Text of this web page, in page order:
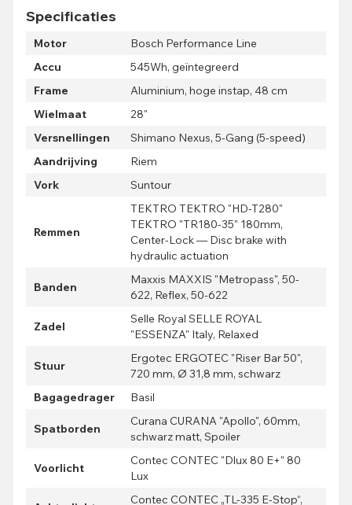
Specificaties
Motor
Bosch Performance Line
Accu
545Wh, geïntegreerd
Frame
Aluminium, hoge instap, 48 cm
Wielmaat
28"
Versnellingen
Shimano Nexus, 5-Gang (5-speed)
Aandrijving
Riem
Vork
Suntour
Remmen
TEKTRO TEKTRO "HD-T280"
TEKTRO "TR180-35" 180mm,
Center-Lock — Disc brake with
hydraulic actuation
Banden
Maxxis MAXXIS "Metropass", 50-
622, Reflex, 50-622
Zadel
Selle Royal SELLE ROYAL
"ESSENZA" Italy, Relaxed
Stuur
Ergotec ERGOTEC "Riser Bar 50",
720 mm, Ø 31,8 mm, schwarz
Bagagedrager
Basil
Spatborden
Curana CURANA "Apollo", 60mm,
schwarz matt, Spoiler
Voorlicht
Contec CONTEC "Dlux 80 E+" 80
Lux
Contec CONTEC „TL-335 E-Stop“,